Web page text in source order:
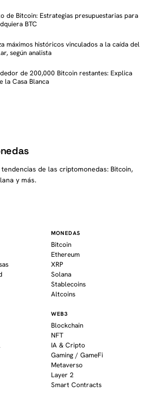
de Bitcoin: Estrategias presupuestarias para
BTC
máximos históricos vinculados a la caída del
según analista
de 200,000 Bitcoin restantes: Explica
la Casa Blanca
de las criptomonedas: Bitcoin,
y más.
MONEDAS
Bitcoin
Ethereum
XRP
Solana
Stablecoins
Altcoins
WEB3
Blockchain
NFT
IA & Cripto
Gaming / GameFi
Metaverso
Layer 2
Smart Contracts